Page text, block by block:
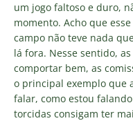
um jogo faltoso e duro,
momento. Acho que
campo não teve nada
lá fora. Nesse sentido,
comportar bem, as
o principal exemplo que
falar, como estou
torcidas consigam ter